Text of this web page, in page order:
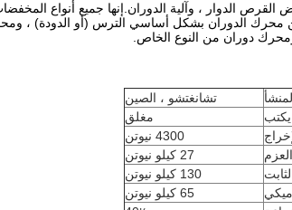
الدوار ، وآلية الدوران.إنها جميع أنواع
محرك الدوران بشكل أساسي الترس (أو الدودة) ،
دوران من النوع الخاص.
تشانغتشو ، الصين
يكتب
مغلق
4300 نيوتن
27 كيلو نيوتن
130 كيلو نيوتن
65 كيلو نيوتن